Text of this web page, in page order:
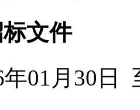
文件
01月30日